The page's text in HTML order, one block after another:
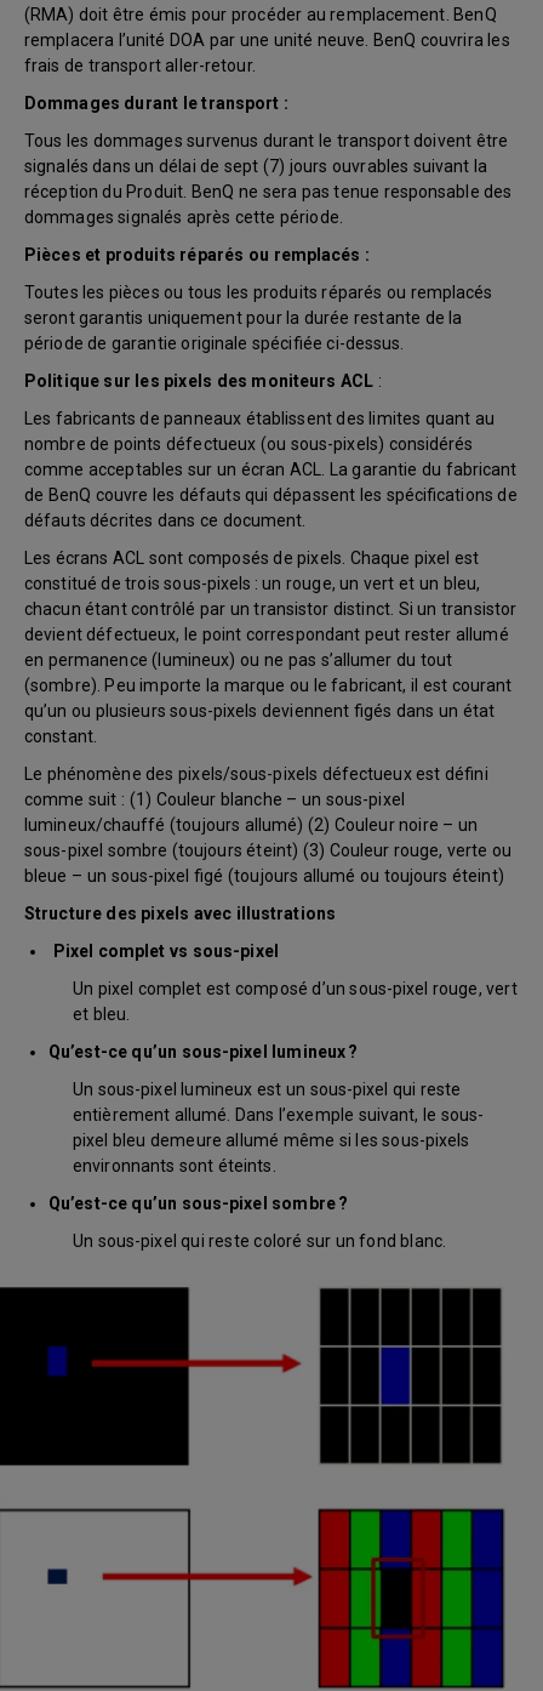
(RMA) doit être émis pour procéder au remplacement. BenQ
remplacera l’unité DOA par une unité neuve. BenQ couvrira les
frais de transport aller-retour.
Dommages durant le transport :
Tous les dommages survenus durant le transport doivent être
signalés dans un délai de sept (7) jours ouvrables suivant la
réception du Produit. BenQ ne sera pas tenue responsable des
dommages signalés après cette période.
Pièces et produits réparés ou remplacés :
Toutes les pièces ou tous les produits réparés ou remplacés
seront garantis uniquement pour la durée restante de la
période de garantie originale spécifiée ci-dessus.
Politique sur les pixels des moniteurs ACL :
Les fabricants de panneaux établissent des limites quant au
nombre de points défectueux (ou sous-pixels) considérés
comme acceptables sur un écran ACL. La garantie du fabricant
de BenQ couvre les défauts qui dépassent les spécifications de
défauts décrites dans ce document.
Les écrans ACL sont composés de pixels. Chaque pixel est
constitué de trois sous-pixels : un rouge, un vert et un bleu,
chacun étant contrôlé par un transistor distinct. Si un transistor
devient défectueux, le point correspondant peut rester allumé
en permanence (lumineux) ou ne pas s’allumer du tout
(sombre). Peu importe la marque ou le fabricant, il est courant
qu’un ou plusieurs sous-pixels deviennent figés dans un état
constant.
Le phénomène des pixels/sous-pixels défectueux est défini
comme suit : (1) Couleur blanche – un sous-pixel
lumineux/chauffé (toujours allumé) (2) Couleur noire – un
sous-pixel sombre (toujours éteint) (3) Couleur rouge, verte ou
bleue – un sous-pixel figé (toujours allumé ou toujours éteint)
Structure des pixels avec illustrations
Pixel complet vs sous-pixel
Un pixel complet est composé d’un sous-pixel rouge, vert
et bleu.
Qu’est-ce qu’un sous-pixel lumineux ?
Un sous-pixel lumineux est un sous-pixel qui reste
entièrement allumé. Dans l’exemple suivant, le sous-
pixel bleu demeure allumé même si les sous-pixels
environnants sont éteints.
Qu’est-ce qu’un sous-pixel sombre ?
Un sous-pixel qui reste coloré sur un fond blanc.